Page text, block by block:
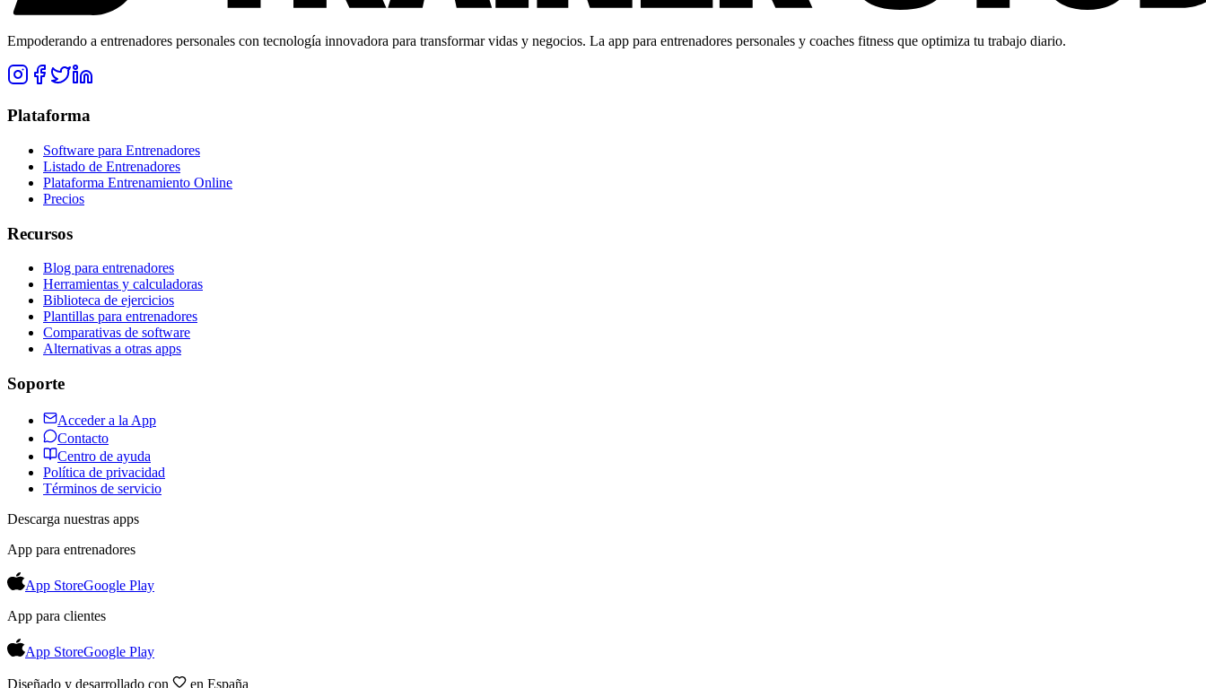
Empoderando a entrenadores personales con tecnología innovadora para transformar vidas y negocios. La app para entrenadores personales y coaches fitness que optimiza tu trabajo diario.
Plataforma
Software para Entrenadores
Listado de Entrenadores
Plataforma Entrenamiento Online
Precios
Recursos
Blog para entrenadores
Herramientas y calculadoras
Biblioteca de ejercicios
Plantillas para entrenadores
Comparativas de software
Alternativas a otras apps
Soporte
Acceder a la App
Contacto
Centro de ayuda
Política de privacidad
Términos de servicio
Descarga nuestras apps
App para entrenadores
App StoreGoogle Play
App para clientes
App StoreGoogle Play
Diseñado y desarrollado con en España